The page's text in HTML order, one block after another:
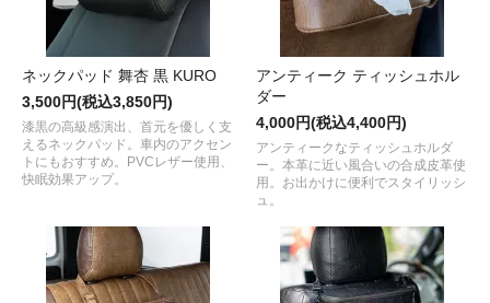
ネックパッド 舞杏 黒 KURO
3,500円(税込3,850円)
漆黒の高級感演出、首元を優しく支
えるネックパッド。車内のアクセン
トにもおすすめ。PVCレザー使用、
快眠効果アップ。
アンティーク ティッシュホル
ダー
4,000円(税込4,400円)
アンティークなティッシュホルダ
ー。本革に近い風合いの合成皮革使
用。お出かけに便利でスタイリッシ
ュ。